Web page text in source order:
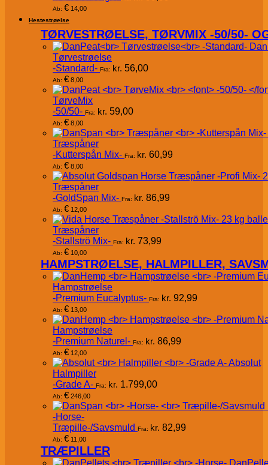
Ab: € 14,00
Hestestrøelse
TØRVESTRØELSE, TØRVMIX -50/50-
Tørvestrøelse
-Standard- Fra: kr. 56,00
Ab: € 8,00
TørveMix
-50/50- Fra: kr. 59,00
Ab: € 8,00
Træspåner
-Kutterspån Mix- Fra: kr. 60,99
Ab: € 8,00
Træspåner
-GoldSpan Mix- Fra: kr. 86,99
Ab: € 12,00
Træspåner
-Stallströ Mix- Fra: kr. 73,99
Ab: € 10,00
HAMPSTRØELSE, HALMPILLER,
Hampstrøelse
-Premium Eucalyptus- Fra: kr. 92,99
Ab: € 13,00
Hampstrøelse
-Premium Naturel- Fra: kr. 86,99
Ab: € 12,00
Absolut
Halmpiller
-Grade A- Fra: kr. 1.799,00
Ab: € 246,00
-Horse-
Træpille-/Savsmuld Fra: kr. 82,99
Ab: € 11,00
TRÆPILLER